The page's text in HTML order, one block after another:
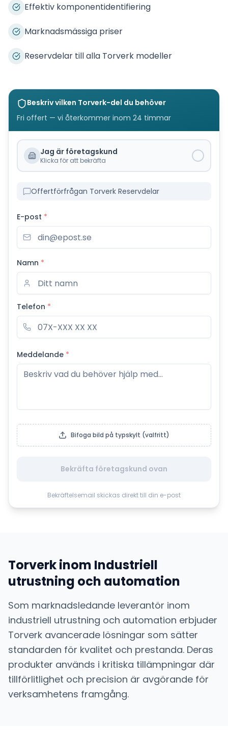
Effektiv komponentidentifiering
Marknadsmässiga priser
Reservdelar till alla Torverk modeller
Beskriv vilken Torverk-del du behöver
Fri offert — vi återkommer inom 24 timmar
Jag är företagskund
Klicka för att bekräfta
Offertförfrågan Torverk Reservdelar
E-post *
Namn *
Telefon *
Meddelande *
Bifoga bild på typskylt (valfritt)
Bekräfta företagskund ovan
Bekräftelsemail skickas direkt till din e-post
Torverkinom Industriell
utrustning och automation
Som marknadsledande leverantör inom
industriell utrustning och automation erbjuder
Torverk avancerade lösningar som sätter
standarden för kvalitet och prestanda. Deras
produkter används i kritiska tillämpningar där
tillförlitlighet och precision är avgörande för
verksamhetens framgång.